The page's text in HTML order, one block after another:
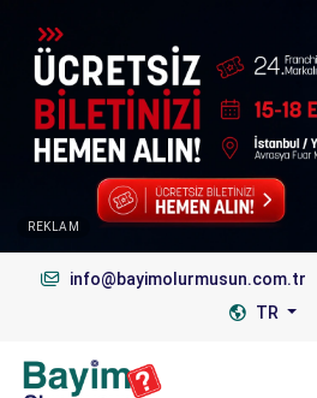
REKLAM
info@bayimolurmusun.com.tr
TR